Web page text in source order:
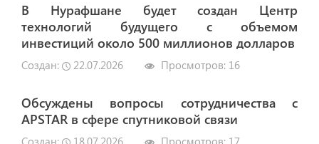
В Нурафшане будет создан Центр
технологий будущего с объемом
инвестиций около 500 миллионов долларов
Создан: 22.07.2026 Просмотров: 16
Обсуждены вопросы сотрудничества с
APSTAR в сфере спутниковой связи
Создан: 18.07.2026 Просмотров: 17